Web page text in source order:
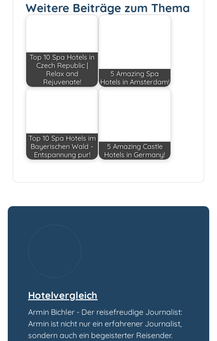
Weitere Beiträge zum Thema
Top 10 Spa Hotels in
Czech Republic |
Relax and
Rejuvenate!
5 Amazing Spa
Hotels in Amsterdam!
Top 10 Spa Hotels im
Bayerischen Wald -
Entspannung pur!
5 Amazing Castle
Hotels in Germany!
Hotelvergleich
Armin Bichler - Der reisefreudige Journalist:
Armin ist nicht nur ein erfahrener Journalist,
sondern auch ein begeisterter Reisender.